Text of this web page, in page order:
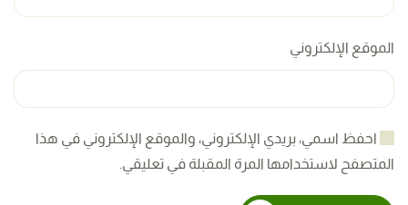
الموقع الإلكتروني
احفظ اسمي، بريدي الإلكتروني، والموقع الإلكتروني في هذا
المتصفح لاستخدامها المرة المقبلة في تعليقي.